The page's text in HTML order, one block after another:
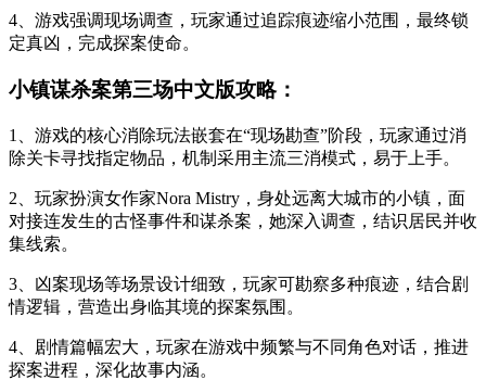
4、游戏强调现场调查，玩家通过追踪痕迹缩小范围，最终锁
定真凶，完成探案使命。
小镇谋杀案第三场中文版攻略：
1、游戏的核心消除玩法嵌套在“现场勘查”阶段，玩家通过消
除关卡寻找指定物品，机制采用主流三消模式，易于上手。
2、玩家扮演女作家Nora Mistry，身处远离大城市的小镇，面
对接连发生的古怪事件和谋杀案，她深入调查，结识居民并收
集线索。
3、凶案现场等场景设计细致，玩家可勘察多种痕迹，结合剧
情逻辑，营造出身临其境的探案氛围。
4、剧情篇幅宏大，玩家在游戏中频繁与不同角色对话，推进
探案进程，深化故事内涵。